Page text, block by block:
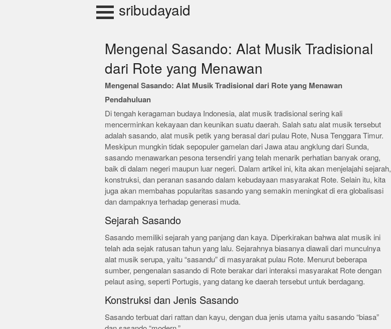
sribudayaid
Mengenal Sasando: Alat Musik Tradisional
dari Rote yang Menawan
Mengenal Sasando: Alat Musik Tradisional dari Rote yang Menawan
Pendahuluan
Di tengah keragaman budaya Indonesia, alat musik tradisional sering kali
mencerminkan kekayaan dan keunikan suatu daerah. Salah satu alat musik tersebut
adalah sasando, alat musik petik yang berasal dari pulau Rote, Nusa Tenggara Timur.
Meskipun mungkin tidak sepopuler gamelan dari Jawa atau angklung dari Sunda,
sasando menawarkan pesona tersendiri yang telah menarik perhatian banyak orang,
baik di dalam negeri maupun luar negeri. Dalam artikel ini, kita akan menjelajahi sejarah,
konstruksi, dan peranan sasando dalam kebudayaan masyarakat Rote. Selain itu, kita
juga akan membahas popularitas sasando yang semakin meningkat di era globalisasi
dan dampaknya terhadap generasi muda.
Sejarah Sasando
Sasando memiliki sejarah yang panjang dan kaya. Diperkirakan bahwa alat musik ini
telah ada sejak ratusan tahun yang lalu. Sejarahnya biasanya diawali dari munculnya
alat musik serupa, yaitu “sasandu” di masyarakat pulau Rote. Menurut beberapa
sumber, pengenalan sasando di Rote berakar dari interaksi masyarakat Rote dengan
pelaut asing, seperti Portugis, yang datang ke daerah tersebut untuk berdagang.
Konstruksi dan Jenis Sasando
Sasando terbuat dari rattan dan kayu, dengan dua jenis utama yaitu sasando “biasa”